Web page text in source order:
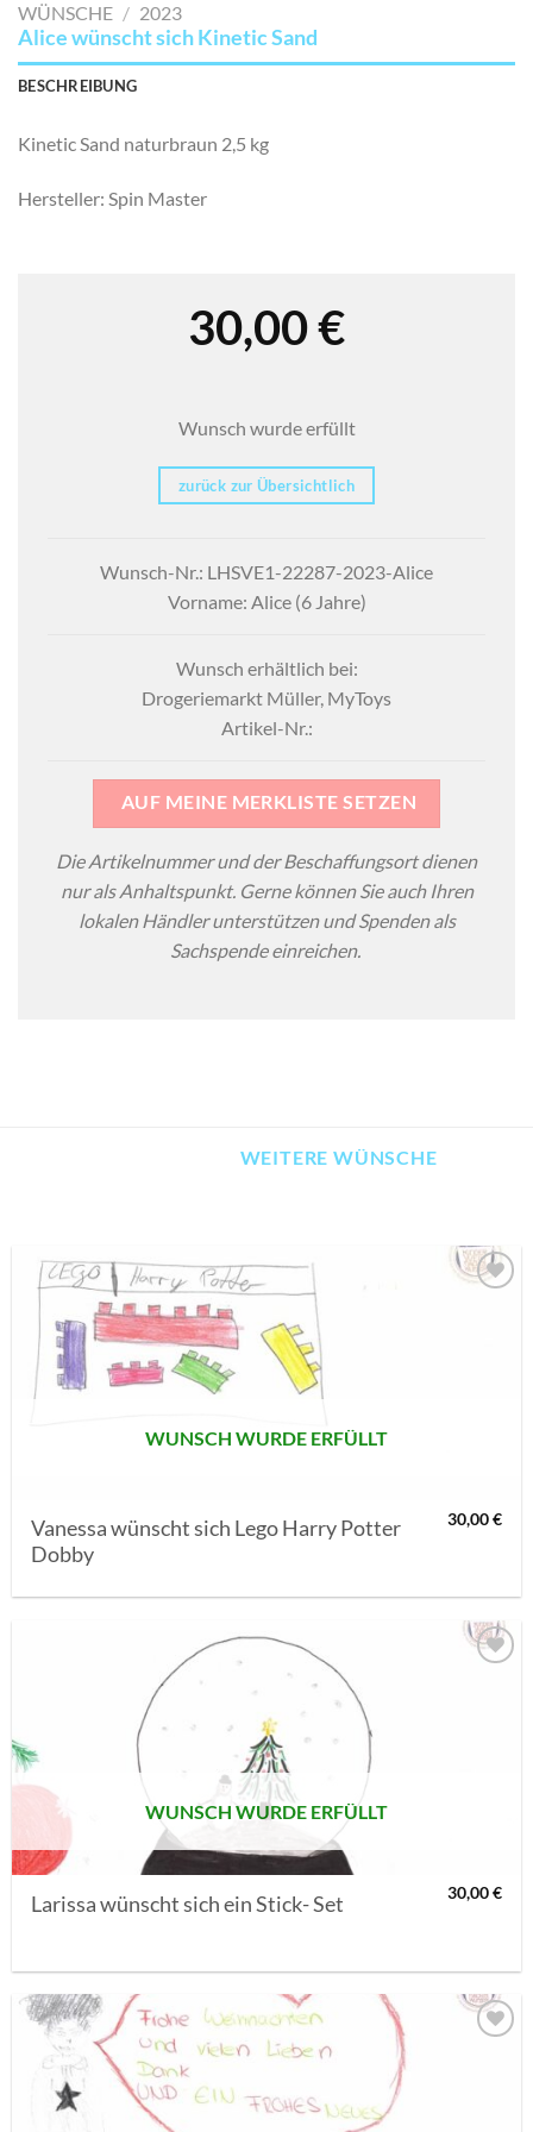
WÜNSCHE / 2023
Alice wünscht sich Kinetic Sand
BESCHREIBUNG
Kinetic Sand naturbraun 2,5 kg
Hersteller: Spin Master
30,00€
Wunsch wurde erfüllt
zurück zur Übersichtlich
Wunsch-Nr.: LHSVE1-22287-2023-Alice
Vorname: Alice (6 Jahre)
Wunsch erhältlich bei:
Drogeriemarkt Müller, MyToys
Artikel-Nr.:
AUF MEINE MERKLISTE SETZEN
Die Artikelnummer und der Beschaffungsort dienen
nur als Anhaltspunkt. Gerne können Sie auch Ihren
lokalen Händler unterstützen und Spenden als
Sachspende einreichen.
WEITERE WÜNSCHE
WUNSCH WURDE ERFÜLLT
Vanessa wünscht sich Lego Harry Potter
Dobby
30,00€
WUNSCH WURDE ERFÜLLT
Larissa wünscht sich ein Stick- Set 30,00€